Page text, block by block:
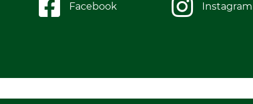
Facebook Instagram